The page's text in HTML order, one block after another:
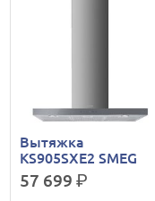
Вытяжка
KS905SXE2 SMEG
57 699 р.